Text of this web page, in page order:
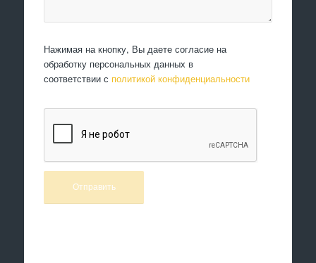
Нажимая на кнопку, Вы даете согласие на
обработку персональных данных в
соответствии с политикой конфиденциальности